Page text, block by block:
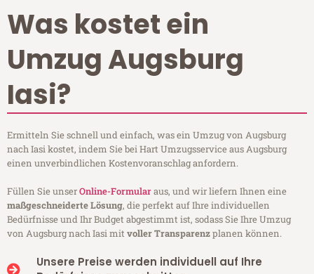
Was kostet ein
Umzug Augsburg
Iasi?
Ermitteln Sie schnell und einfach, was ein Umzug von Augsburg
nach Iasi kostet, indem Sie bei Hart Umzugsservice aus Augsburg
einen unverbindlichen Kostenvoranschlag anfordern.
Füllen Sie unserOnline-Formularaus, und wir liefern Ihnen eine
maßgeschneiderte Lösung, die perfekt auf Ihre individuellen
Bedürfnisse und Ihr Budget abgestimmt ist, sodass Sie Ihre Umzug
von Augsburg nach Iasi mitvoller Transparenzplanen können.
Unsere Preise werden individuell auf Ihre